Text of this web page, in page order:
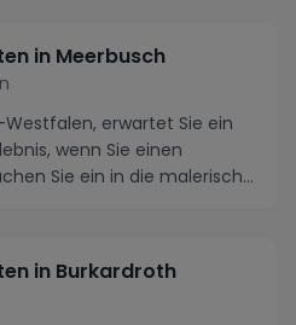
in Meerbusch
erwartet Sie ein
wenn Sie einen
Sie ein in die malerisch...
in Burkardroth